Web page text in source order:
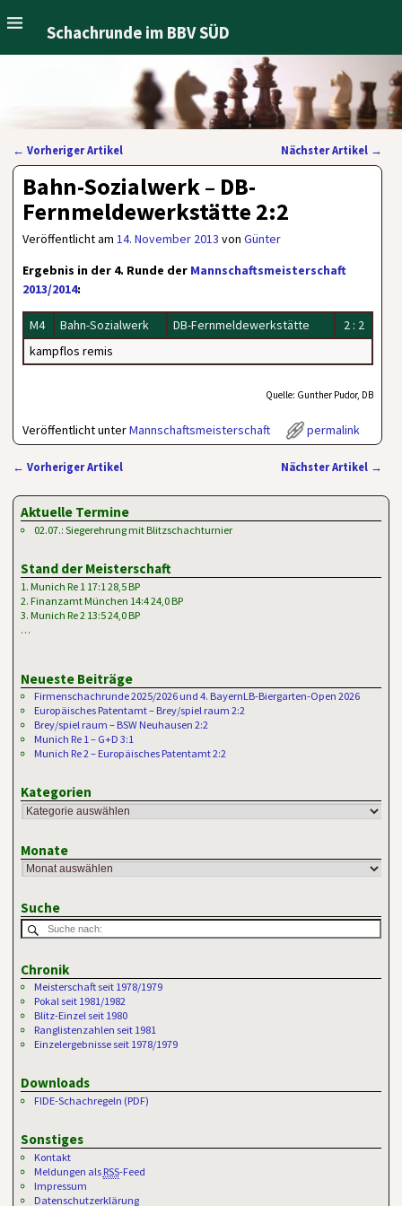
Schachrunde im BBV SÜD
Artikelnavigation
← Vorheriger Artikel Nächster Artikel →
Bahn-Sozialwerk – DB-
Fernmeldewerkstätte 2:2
Veröffentlicht am14. November 2013 vonGünter
Ergebnis in der 4. Runde der Mannschaftsmeisterschaft
2013/2014:
M4 Bahn-Sozialwerk DB-Fernmeldewerkstätte
2 : 2
kampflos remis
Quelle: Gunther Pudor, DB
Veröffentlicht unterMannschaftsmeisterschaft permalink
← Vorheriger Artikel Nächster Artikel →
Aktuelle Termine
02.07.: Siegerehrung mit Blitzschachturnier
Stand der Meisterschaft
1. Munich Re 1 17:1 28,5 BP
2. Finanzamt München 14:4 24,0 BP
3. Munich Re 2 13:5 24,0 BP
…
Neueste Beiträge
Firmenschachrunde 2025/2026 und 4. BayernLB-Biergarten-Open 2026
Europäisches Patentamt – Brey/spiel raum 2:2
Brey/spiel raum – BSW Neuhausen 2:2
Munich Re 1 – G+D 3:1
Munich Re 2 – Europäisches Patentamt 2:2
Kategorien
Monate
Suche
Chronik
Meisterschaft seit 1978/1979
Pokal seit 1981/1982
Blitz-Einzel seit 1980
Ranglistenzahlen seit 1981
Einzelergebnisse seit 1978/1979
Downloads
FIDE-Schachregeln (PDF)
Sonstiges
Kontakt
Meldungen als RSS-Feed
Impressum
Datenschutzerklärung